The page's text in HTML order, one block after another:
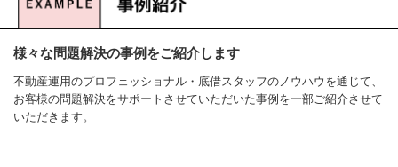
様々な問題解決の事例をご紹介します
不動産運用のプロフェッショナル・底借スタッフのノウハウを通じて、
お客様の問題解決をサポートさせていただいた事例を一部ご紹介させて
いただきます。